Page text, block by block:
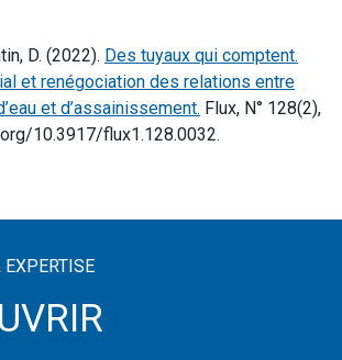
D. (2022). Des tuyaux qui comptent.
et renégociation des relations entre
et d’assainissement. Flux, N° 128(2),
10.3917/flux1.128.0032.
EXPERTISE